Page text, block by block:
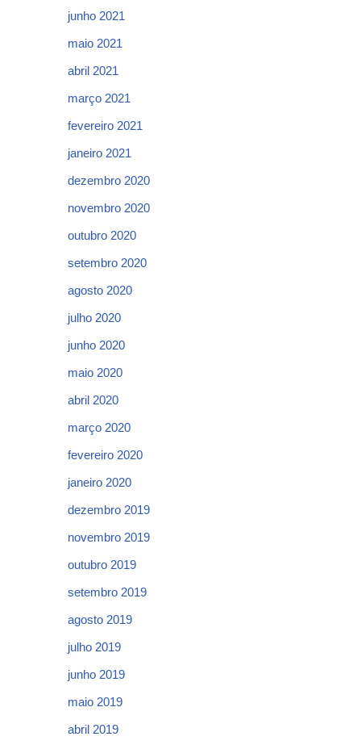
junho 2021
maio 2021
abril 2021
março 2021
fevereiro 2021
janeiro 2021
dezembro 2020
novembro 2020
outubro 2020
setembro 2020
agosto 2020
julho 2020
junho 2020
maio 2020
abril 2020
março 2020
fevereiro 2020
janeiro 2020
dezembro 2019
novembro 2019
outubro 2019
setembro 2019
agosto 2019
julho 2019
junho 2019
maio 2019
abril 2019